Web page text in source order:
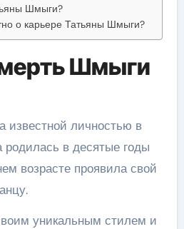
Шмыги?
о карьере Татьяны Шмыги?
Шмыги
известной личностью в
родилась в десятые годы
возрасте проявила свой
уникальным стилем и